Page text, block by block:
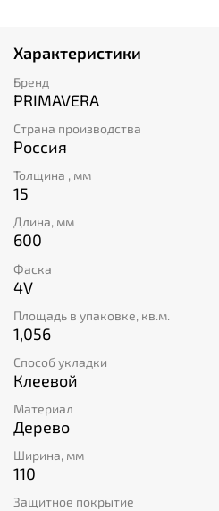
Заключительный штрих –
структуру древесины
Характеристики
Бренд
PRIMAVERA
Страна производства
Россия
Толщина , мм
15
Длина, мм
600
Фаска
4V
Площадь в упаковке, кв.м.
1,056
Способ укладки
Клеевой
Материал
Дерево
Ширина, мм
110
Защитное покрытие